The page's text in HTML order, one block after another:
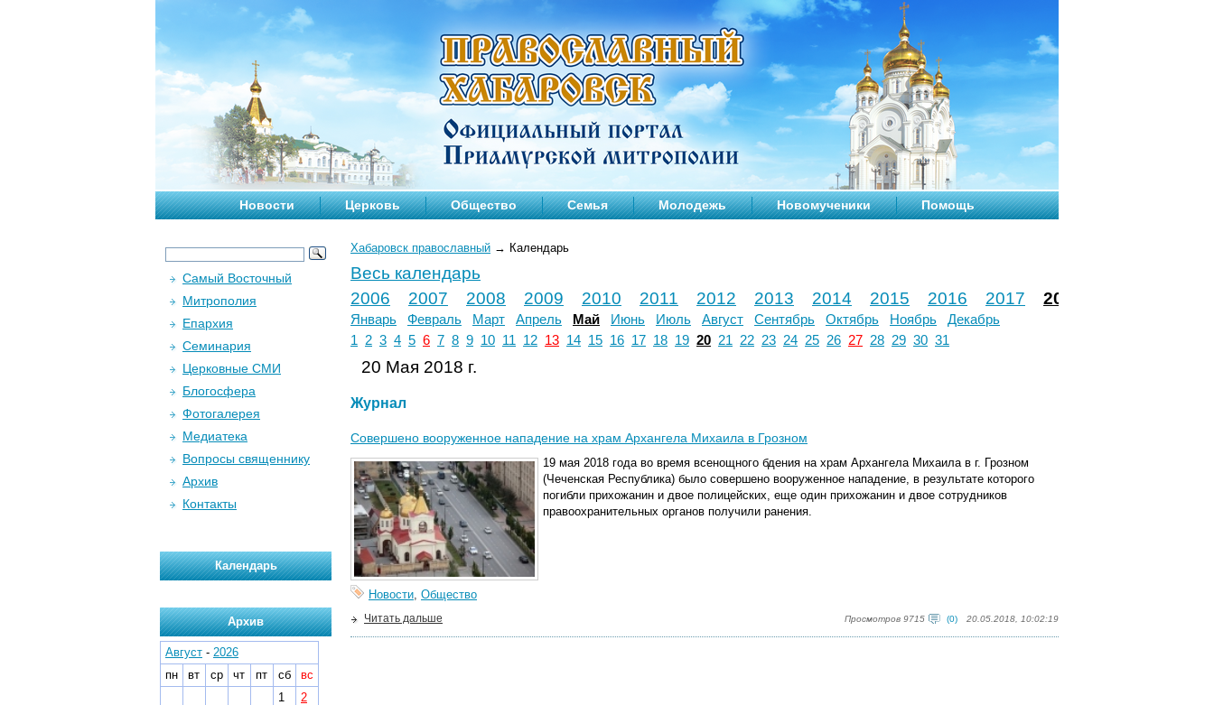
Новости Церковь Общество Семья Молодежь Новомученики Помощь
Хабаровск православный → Календарь
Весь календарь
2006
2007 2008 2009 2010 2011 2012 2013 2014 2015 2016 2017 2018
Январь Февраль Март Апрель Май Июнь Июль Август Сентябрь Октябрь Ноябрь
Декабрь
1
2 3 4 5 6 7 8 9 10 11 12 13 14 15 16 17 18 19 20 21 22 23 24 25 26 27 28 29 30 31
20 Мая 2018 г.
Журнал
Совершено вооруженное нападение на храм Архангела Михаила в Грозном
19 мая 2018 года во время всенощного бдения на храм Архангела Михаила в г. Грозном
(Чеченская Республика) было совершено вооруженное нападение, в результате которого
погибли прихожанин и двое полицейских, еще один прихожанин и двое сотрудников
правоохранительных органов получили ранения.
Новости, Общество
Просмотров 9715 (0) 20.05.2018, 10:02:19
Читать дальше
Самый Восточный
Митрополия
Епархия
Семинария
Церковные СМИ
Блогосфера
Фотогалерея
Медиатека
Вопросы священнику
Архив
Контакты
Календарь
Архив
Август - 2026
пн
вт ср чт пт сб
вс
1
2